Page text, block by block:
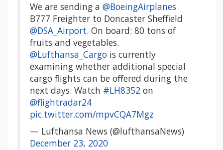
We are sending a @BoeingAirplanes
B777 Freighter to Doncaster Sheffield
@DSA_Airport. On board: 80 tons of
fruits and vegetables.
@Lufthansa_Cargo is currently
examining whether additional special
cargo flights can be offered during the
next days. Watch #LH8352 on
@flightradar24
pic.twitter.com/mpvCQA7Mgz
— Lufthansa News (@lufthansaNews)
December 23, 2020